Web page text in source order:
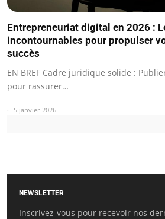
Entrepreneuriat digital en 2026 :
incontournables pour propulser
succès
EN BREF Cadre juridique solide :
pour rassurer…
5 janvier 2026
NEWSLETTER
Inscrivez-vous pour recevoir nos